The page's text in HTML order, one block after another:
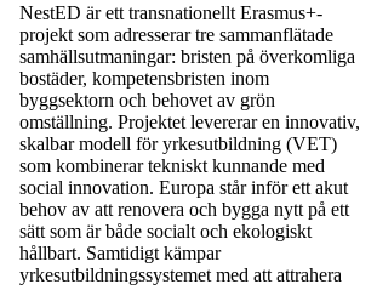
NestED är ett transnationellt Erasmus+-
projekt som adresserar tre sammanflätade
samhällsutmaningar: bristen på överkomliga
bostäder, kompetensbristen inom
byggsektorn och behovet av grön
omställning. Projektet levererar en innovativ,
skalbar modell för yrkesutbildning (VET)
som kombinerar tekniskt kunnande med
social innovation. Europa står inför ett akut
behov av att renovera och bygga nytt på ett
sätt som är både socialt och ekologiskt
hållbart. Samtidigt kämpar
yrkesutbildningssystemet med att attrahera